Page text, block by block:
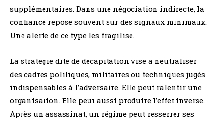
supplémentaires. Dans une négociation indirecte, la
confiance repose souvent sur des signaux minimaux.
Une alerte de ce type les fragilise.
La stratégie dite de décapitation vise à neutraliser
des cadres politiques, militaires ou techniques jugés
indispensables à l’adversaire. Elle peut ralentir une
organisation. Elle peut aussi produire l’effet inverse.
Après un assassinat, un régime peut resserrer ses